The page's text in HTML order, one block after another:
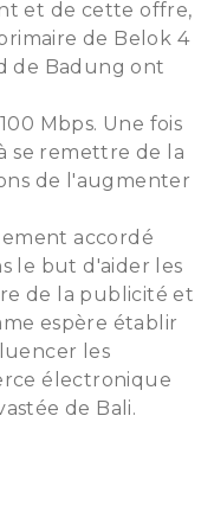
et de cette offre,
de Belok 4
de Badung ont
Mbps. Une fois
se remettre de la
de l'augmenter
accordé
le but d'aider les
de la publicité et
espère établir
les
électronique
de Bali.